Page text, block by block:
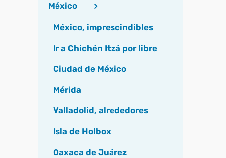
México
México, imprescindibles
Ir a Chichén Itzá por libre
Ciudad de México
Mérida
Valladolid, alrededores
Isla de Holbox
Oaxaca de Juárez